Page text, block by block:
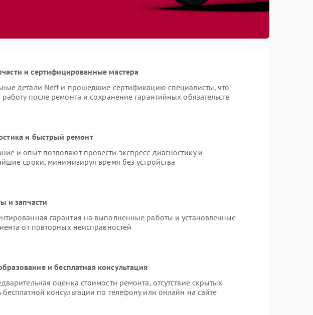
и сертифицированные мастера
детали Neff и прошедшие сертификацию специалисты, что
после ремонта и сохранение гарантийных обязательств
и быстрый ремонт
и опыт позволяют провести экспресс-диагностику и
сроки, минимизируя время без устройства
и запчасти
гарантия на выполненные работы и установленные
от повторных неисправностей
и бесплатная консультация
оценка стоимости ремонта, отсутствие скрытых
консультации по телефону или онлайн на сайте